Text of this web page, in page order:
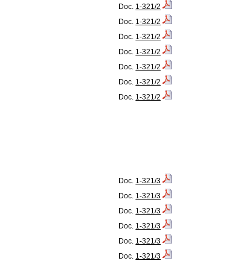
Doc. 1-321/2
Doc. 1-321/2
Doc. 1-321/2
Doc. 1-321/2
Doc. 1-321/2
Doc. 1-321/2
Doc. 1-321/2
Doc. 1-321/3
Doc. 1-321/3
Doc. 1-321/3
Doc. 1-321/3
Doc. 1-321/3
Doc. 1-321/3